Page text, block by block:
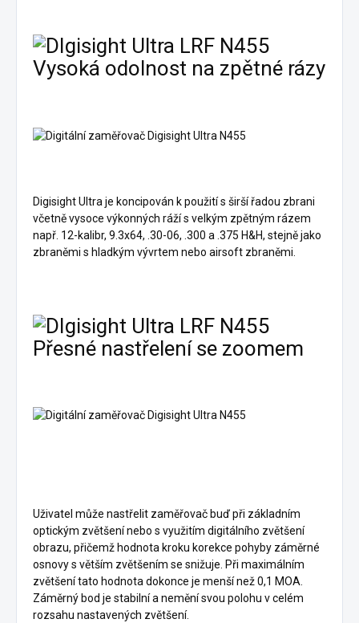
Vysoká odolnost na zpětné rázy
Digisight Ultra je koncipován k použití s širší řadou zbrani
včetně vysoce výkonných ráží s velkým zpětným rázem
např. 12-kalibr, 9.3x64, .30-06, .300 a .375 H&H, stejně jako
zbraněmi s hladkým vývrtem nebo airsoft zbraněmi.
Přesné nastřelení se zoomem
Uživatel může nastřelit zaměřovač buď při základním
optickým zvětšení nebo s využitím digitálního zvětšení
obrazu, přičemž hodnota kroku korekce pohyby záměrné
osnovy s větším zvětšením se snižuje. Při maximálním
zvětšení tato hodnota dokonce je menší než 0,1 MOA.
Záměrný bod je stabilní a nemění svou polohu v celém
rozsahu nastavených zvětšení.